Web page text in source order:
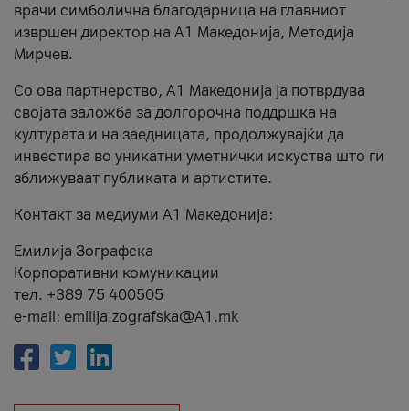
врачи симболична благодарница на главниот
извршен директор на A1 Македонија, Методија
Мирчев.
Со ова партнерство, A1 Македонија ја потврдува
својата заложба за долгорочна поддршка на
културата и на заедницата, продолжувајќи да
инвестира во уникатни уметнички искуства што ги
зближуваат публиката и артистите.
Контакт за медиуми А1 Македонија:
Емилија Зографска
Корпоративни комуникации
тел. +389 75 400505
e-mail: emilija.zografska@A1.mk